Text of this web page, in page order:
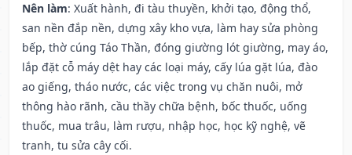
Nên làm: Xuất hành, đi tàu thuyền, khởi tạo, động thổ,
san nền đắp nền, dựng xây kho vựa, làm hay sửa phòng
bếp, thờ cúng Táo Thần, đóng giường lót giường, may áo,
lắp đặt cỗ máy dệt hay các loại máy, cấy lúa gặt lúa, đào
ao giếng, tháo nước, các việc trong vụ chăn nuôi, mở
thông hào rãnh, cầu thầy chữa bệnh, bốc thuốc, uống
thuốc, mua trâu, làm rượu, nhập học, học kỹ nghệ, vẽ
tranh, tu sửa cây cối.